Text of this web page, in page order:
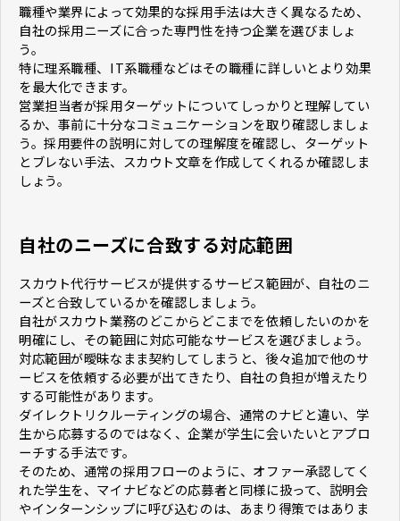
職種や業界によって効果的な採用手法は大きく異なるため、
自社の採用ニーズに合った専門性を持つ企業を選びましょ
う。
特に理系職種、IT系職種などはその職種に詳しいとより効果
を最大化できます。
営業担当者が採用ターゲットについてしっかりと理解してい
るか、事前に十分なコミュニケーションを取り確認しましょ
う。採用要件の説明に対しての理解度を確認し、ターゲット
とブレない手法、スカウト文章を作成してくれるか確認しま
しょう。
自社のニーズに合致する対応範囲
スカウト代行サービスが提供するサービス範囲が、自社のニ
ーズと合致しているかを確認しましょう。
自社がスカウト業務のどこからどこまでを依頼したいのかを
明確にし、その範囲に対応可能なサービスを選びましょう。
対応範囲が曖昧なまま契約してしまうと、後々追加で他のサ
ービスを依頼する必要が出てきたり、自社の負担が増えたり
する可能性があります。
ダイレクトリクルーティングの場合、通常のナビと違い、学
生から応募するのではなく、企業が学生に会いたいとアプロ
ーチする手法です。
そのため、通常の採用フローのように、オファー承認してく
れた学生を、マイナビなどの応募者と同様に扱って、説明会
やインターンシップに呼び込むのは、あまり得策ではありま